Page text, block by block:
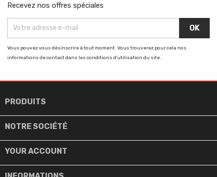
Recevez nos offres spéciales
Vous pouvez vous désinscrire à tout moment. Vous trouverez pour cela nos
informations de contact dans les conditions d'utilisation du site.
PRODUITS
NOTRE SOCIÉTÉ
YOUR ACCOUNT